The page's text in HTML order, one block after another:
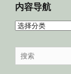
内容导航
内
导
航
Search
for: